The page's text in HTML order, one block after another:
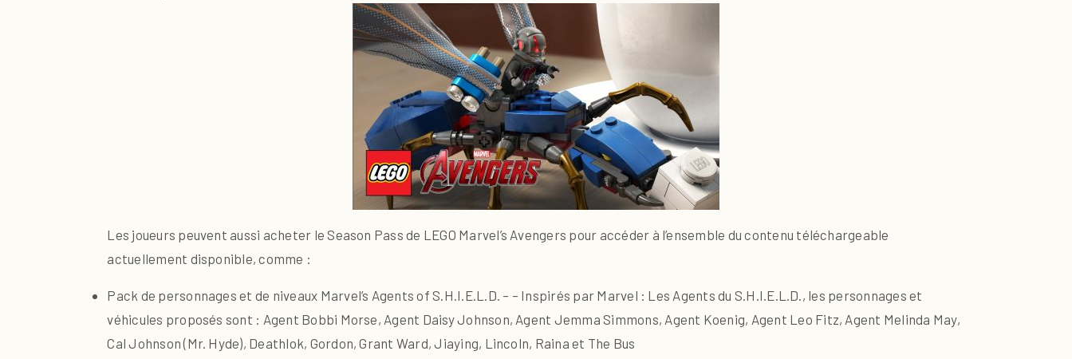
Les joueurs peuvent aussi acheter le Season Pass de LEGO Marvel’s Avengers pour accéder à l’ensemble du contenu téléchargeable
actuellement disponible, comme :
Pack de personnages et de niveaux Marvel’s Agents of S.H.I.E.L.D. – – Inspirés par Marvel : Les Agents du S.H.I.E.L.D., les personnages et
véhicules proposés sont : Agent Bobbi Morse, Agent Daisy Johnson, Agent Jemma Simmons, Agent Koenig, Agent Leo Fitz, Agent Melinda May,
Cal Johnson (Mr. Hyde), Deathlok, Gordon, Grant Ward, Jiaying, Lincoln, Raina et The Bus